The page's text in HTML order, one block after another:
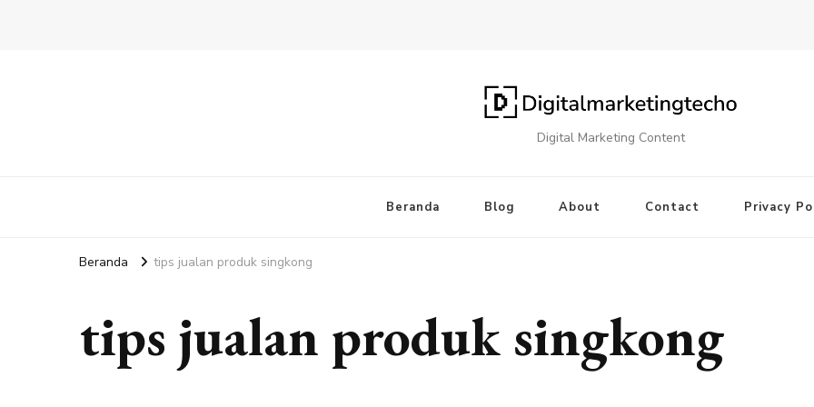
Digital Marketing Content
Beranda Blog About Contact Privacy
Beranda tips jualan produk singkong
tips jualan produk singkong